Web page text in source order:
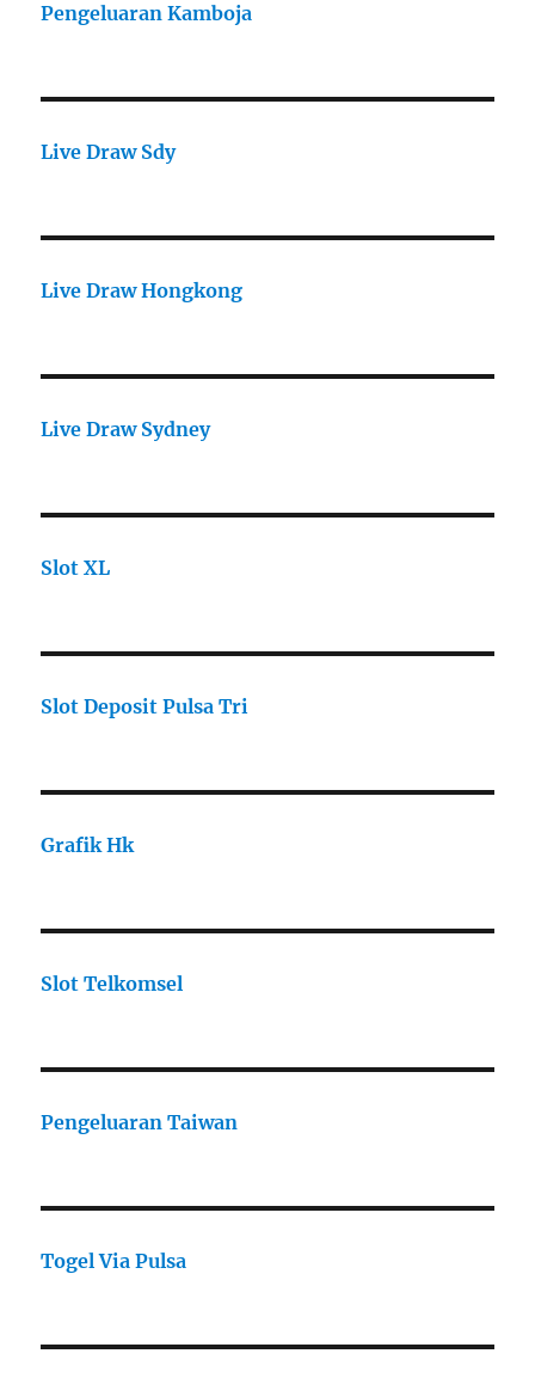
Pengeluaran Kamboja
Live Draw Sdy
Live Draw Hongkong
Live Draw Sydney
Slot XL
Slot Deposit Pulsa Tri
Grafik Hk
Slot Telkomsel
Pengeluaran Taiwan
Togel Via Pulsa